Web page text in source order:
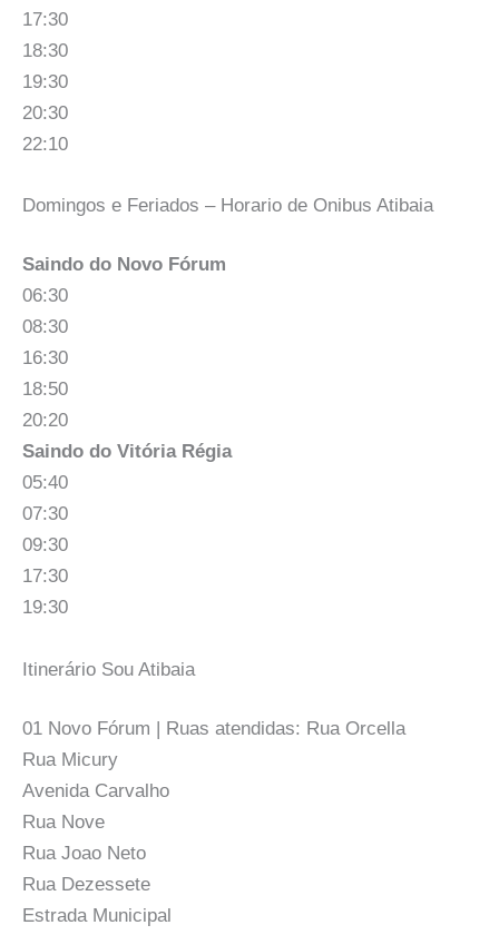
17:30
18:30
19:30
20:30
22:10
Domingos e Feriados – Horario de Onibus Atibaia
Saindo do Novo Fórum
06:30
08:30
16:30
18:50
20:20
Saindo do Vitória Régia
05:40
07:30
09:30
17:30
19:30
Itinerário Sou Atibaia
01 Novo Fórum | Ruas atendidas: Rua Orcella
Rua Micury
Avenida Carvalho
Rua Nove
Rua Joao Neto
Rua Dezessete
Estrada Municipal